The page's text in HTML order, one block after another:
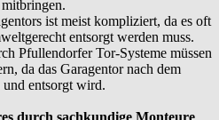
ist meist kompliziert, da es oft
entsorgt werden muss.
Pfullendorfer Tor-Systeme müssen
da das Garagentor nach dem
entsorgt wird.
durch sachkundige Monteure